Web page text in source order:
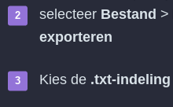
selecteer Bestand >
exporteren
Kies de .txt-indeling